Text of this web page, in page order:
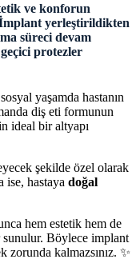
ve konforun
yerleştirildikten
süreci devam
protezler
yaşamda hastanın
diş eti formunun
ideal bir altyapı
şekilde özel olarak
ise, hastaya doğal
hem estetik hem de
sunulur. Böylece implant
kalmazsınız. ✨